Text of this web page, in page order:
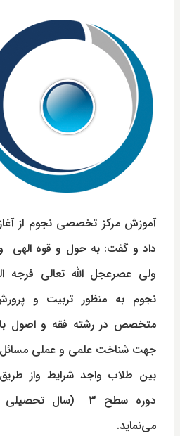
آموزش مركز تخصصی نجوم از
داد و گفت: به حول و قوه
ولي عصرعجل الله تعالی فرجه
نجوم به منظور تربيت و
متخصص در رشته فقه و اصول
جهت شناخت علمی و عملی مسائل
بين طلاب واجد شرايط واز
مي‌نمايد.